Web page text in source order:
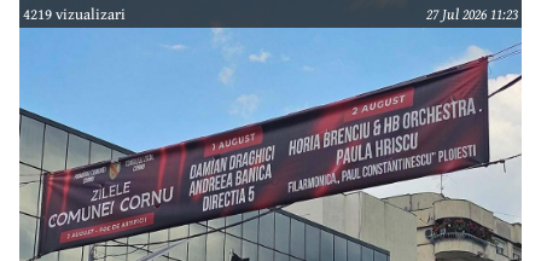
4219 vizualizari 27 Jul 2026 11:23